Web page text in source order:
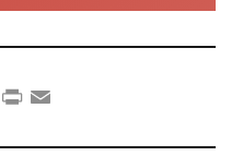
PrintFriendly
Email